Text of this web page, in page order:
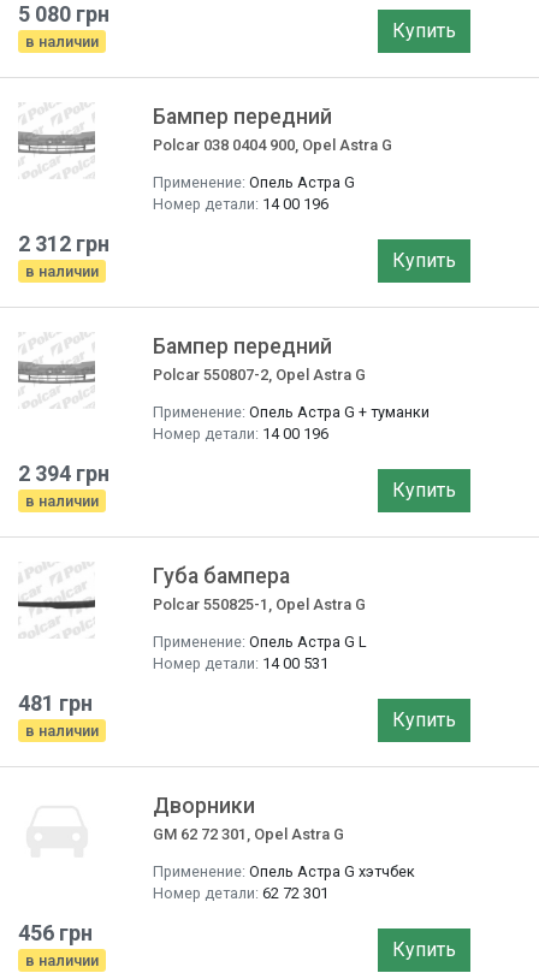
5 080 грн
в наличии Купить
Бампер передний
Polcar 038 0404 900, Opel Astra G
Применение: Опель Астра G
Номер детали: 14 00 196
2 312 грн
в наличии Купить
Бампер передний
Polcar 550807-2, Opel Astra G
Применение: Опель Астра G + туманки
Номер детали: 14 00 196
2 394 грн
в наличии Купить
Губа бампера
Polcar 550825-1, Opel Astra G
Применение: Опель Астра G L
Номер детали: 14 00 531
481 грн
в наличии Купить
Дворники
GM 62 72 301, Opel Astra G
Применение: Опель Астра G хэтчбек
Номер детали: 62 72 301
456 грн
в наличии Купить